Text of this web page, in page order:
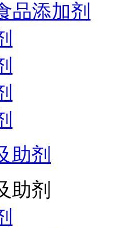
品添加剂
助剂
助剂